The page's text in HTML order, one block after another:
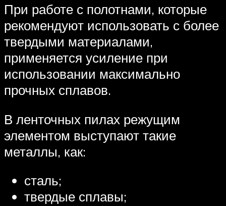
При работе с полотнами, которые
рекомендуют использовать с более
твердыми материалами,
применяется усиление при
использовании максимально
прочных сплавов.
В ленточных пилах режущим
элементом выступают такие
металлы, как:
сталь;
твердые сплавы;